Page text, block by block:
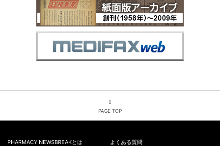
PAGE TOP
PHARMACY NEWSBREAKとは
よくある質問